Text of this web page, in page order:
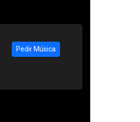
Pedir Música